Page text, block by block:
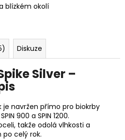
blízkém okolí
Diskuze
Silver –
je navržen přímo pro biokrby
900 a SPIN 1200.
takže odolá vlhkosti a
celý rok.